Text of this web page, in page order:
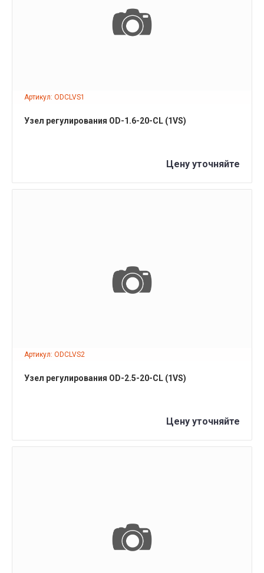
Артикул: ODCLVS1
ПОДРОБНЕЕ
Узел регулирования OD-1.6-20-СL (1VS)
Цену уточняйте
Артикул: ODCLVS2
ПОДРОБНЕЕ
Узел регулирования OD-2.5-20-СL (1VS)
Цену уточняйте
ПОДРОБНЕЕ